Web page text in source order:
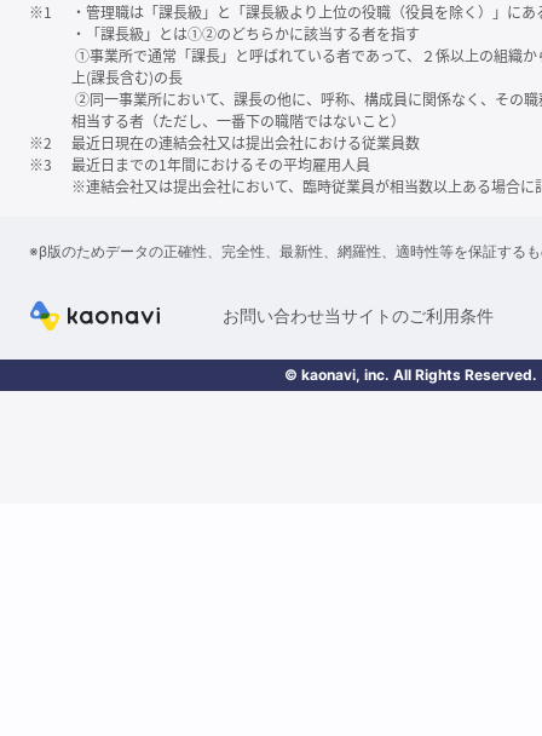
※1
・管理職は「課⻑級」と「課⻑級より上位の役職（役員を除く）」に
・「課⻑級」とは①②のどちらかに該当する者を指す
①事業所で通常「課⻑」と呼ばれている者であって、２係以上の組織
上(課⻑含む)の⻑
②同一事業所において、課⻑の他に、呼称、構成員に関係なく、その
相当する者（ただし、一番下の職階ではないこと）
※2
最近日現在の連結会社又は提出会社における従業員数
※3
最近日までの1年間におけるその平均雇用人員
※連結会社又は提出会社において、臨時従業員が相当数以上ある場合に
※β版のためデータの正確性、完全性、最新性、網羅性、適時性等を保証する
お問い合わせ当サイトのご利用条件
© kaonavi, inc. All Rights Reserved.